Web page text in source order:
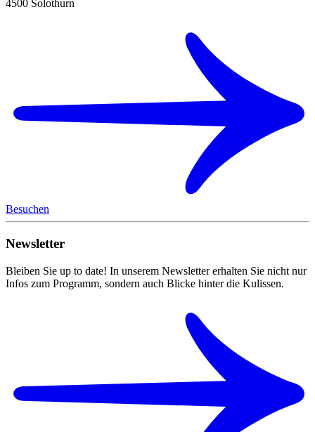
4500 Solothurn
Besuchen
Newsletter
Bleiben Sie up to date! In unserem Newsletter erhalten Sie nicht nur
Infos zum Programm, sondern auch Blicke hinter die Kulissen.